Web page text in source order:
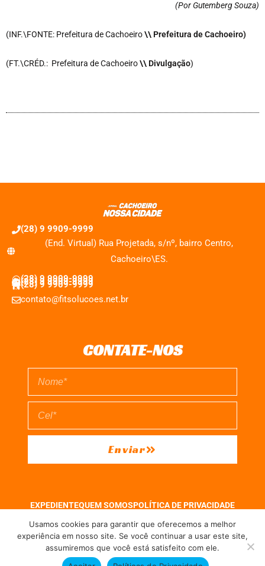
(Por Gutemberg Souza)
(INF.\FONTE: Prefeitura de Cachoeiro\\ Prefeitura de Cachoeiro)
(FT.\CRÉD.: Prefeitura de Cachoeiro\\ Divulgação)
(28) 9 9909-9999
(End. Virtual) Rua Projetada, s/nº, bairro Centro,
Cachoeiro\ES.
(28) 9 9909-9999
(28) 9 9909-9999
(28) 9 9909-9999
contato@fitsolucoes.net.br
CONTATE-NOS
Enviar
EXPEDIENTEQUEM SOMOSPOLÍTICA DE PRIVACIDADE
Direitos reservados à FIT Soluções = Atualizado pelo Consórcio de Agências:
Usamos cookies para garantir que oferecemos a melhor
experiência em nosso site. Se você continuar a usar este site,
assumiremos que você está satisfeito com ele.